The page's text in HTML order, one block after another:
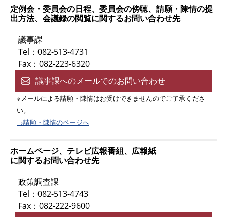
定例会・委員会の日程、委員会の傍聴、請願・陳情の提
出方法、会議録の閲覧に関するお問い合わせ先
議事課
Tel：082-513-4731
Fax：082-223-6320
議事課へのメールでのお問い合わせ
※メールによる請願・陳情はお受けできませんのでご了承くださ
い。
→請願・陳情のページへ
ホームページ、テレビ広報番組、広報紙
に関するお問い合わせ先
政策調査課
Tel：082-513-4743
Fax：082-222-9600